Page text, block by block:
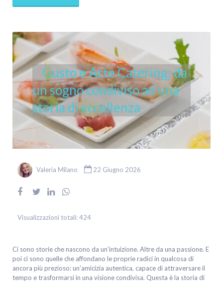
Gusto e Arte Catering: da
un sogno condiviso ad una
storia di eccellenza
Valeria Milano 22 Giugno 2026
Visualizzazioni totali:424
Ci sono storie che nascono da un’intuizione. Altre da una passione. E
poi ci sono quelle che affondano le proprie radici in qualcosa di
ancora più prezioso: un’amicizia autentica, capace di attraversare il
tempo e trasformarsi in una visione condivisa. Questa è la storia di